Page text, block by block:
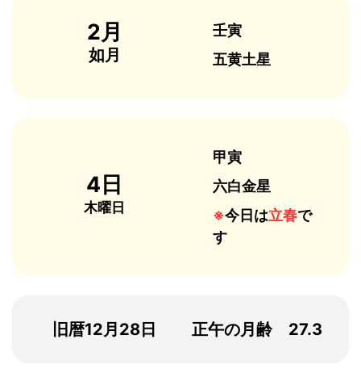
2月
如月
壬寅
五黄土星
4日
木曜日
甲寅
六白金星
※今日は立春で
す
旧暦12月28日 正午の月齢 27.3